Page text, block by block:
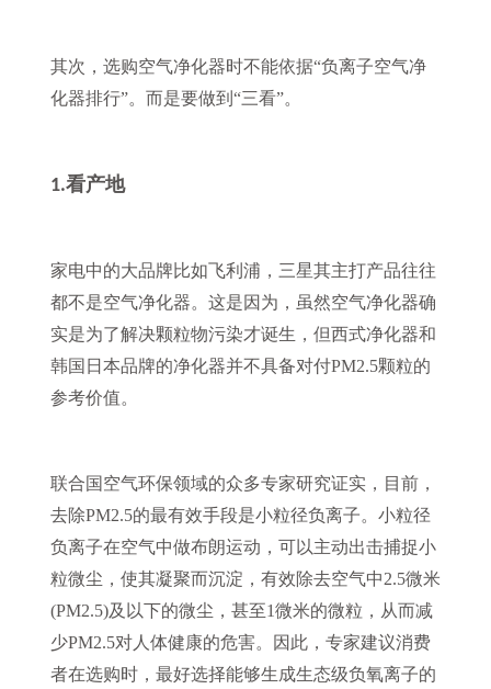
其次，选购空气净化器时不能依据“负离子空气净
化器排行”。而是要做到“三看”。
1.看产地
家电中的大品牌比如飞利浦，三星其主打产品往往
都不是空气净化器。这是因为，虽然空气净化器确
实是为了解决颗粒物污染才诞生，但西式净化器和
韩国日本品牌的净化器并不具备对付PM2.5颗粒的
参考价值。
联合国空气环保领域的众多专家研究证实，目前，
去除PM2.5的最有效手段是小粒径负离子。小粒径
负离子在空气中做布朗运动，可以主动出击捕捉小
粒微尘，使其凝聚而沉淀，有效除去空气中2.5微米
(PM2.5)及以下的微尘，甚至1微米的微粒，从而减
少PM2.5对人体健康的危害。因此，专家建议消费
者在选购时，最好选择能够生成生态级负氧离子的